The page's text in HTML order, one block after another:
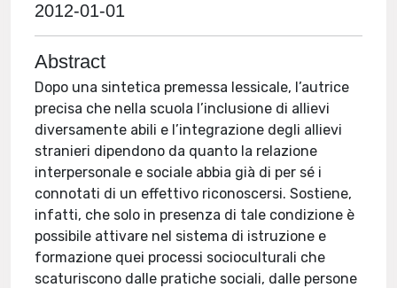
2012-01-01
Abstract
Dopo una sintetica premessa lessicale, l’autrice
precisa che nella scuola l’inclusione di allievi
diversamente abili e l’integrazione degli allievi
stranieri dipendono da quanto la relazione
interpersonale e sociale abbia già di per sé i
connotati di un effettivo riconoscersi. Sostiene,
infatti, che solo in presenza di tale condizione è
possibile attivare nel sistema di istruzione e
formazione quei processi socioculturali che
scaturiscono dalle pratiche sociali, dalle persone